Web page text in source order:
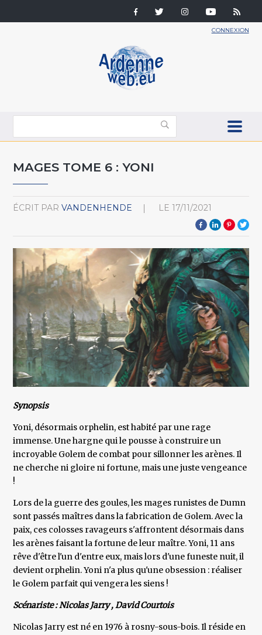
CONNEXION
MAGES TOME 6 : YONI
ÉCRIT PAR VANDENHENDE LE 17/11/2021
Synopsis
Yoni, désormais orphelin, est habité par une rage
immense. Une hargne qui le pousse à construire un
incroyable Golem de combat pour sillonner les arènes. Il
ne cherche ni gloire ni fortune, mais une juste vengeance
!
Lors de la guerre des goules, les mages runistes de Dumn
sont passés maîtres dans la fabrication de Golem. Avec la
paix, ces colosses ravageurs s'affrontent désormais dans
les arènes faisant la fortune de leur maître. Yoni, 11 ans
rêve d'être l'un d'entre eux, mais lors d'une funeste nuit, il
devient orphelin. Yoni n'a plus qu'une obsession : réaliser
le Golem parfait qui vengera les siens !
Scénariste : Nicolas Jarry , David Courtois
Nicolas Jarry est né en 1976 à rosny-sous-bois. Il réside en